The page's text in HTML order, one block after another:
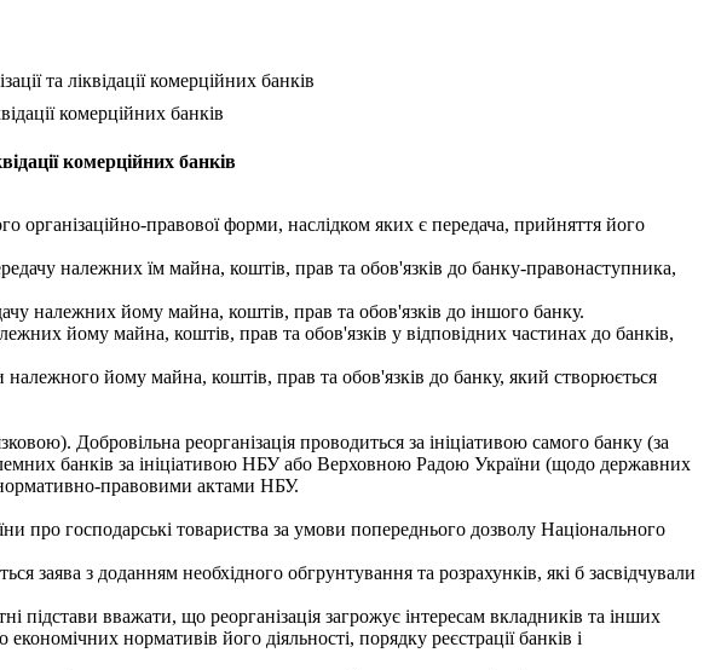
та ліквідації комерційних банків
комерційних банків
комерційних банків
організаційно-правової форми, наслідком яких є передача, прийняття його
належних їм майна, коштів, прав та обов'язків до банку-правонаступника,
належних йому майна, коштів, прав та обов'язків до іншого банку.
йому майна, коштів, прав та обов'язків у відповідних частинах до банків,
йому майна, коштів, прав та обов'язків до банку, який створюється
Добровільна реорганізація проводиться за ініціативою самого банку (за
банків за ініціативою НБУ або Верховною Радою України (щодо державних
нормативно-правовими актами НБУ.
про господарські товариства за умови попереднього дозволу Національного
заява з доданням необхідного обгрунтування та розрахунків, які б засвідчували
підстави вважати, що реорганізація загрожує інтересам вкладників та інших
нормативів його діяльності, порядку реєстрації банків і